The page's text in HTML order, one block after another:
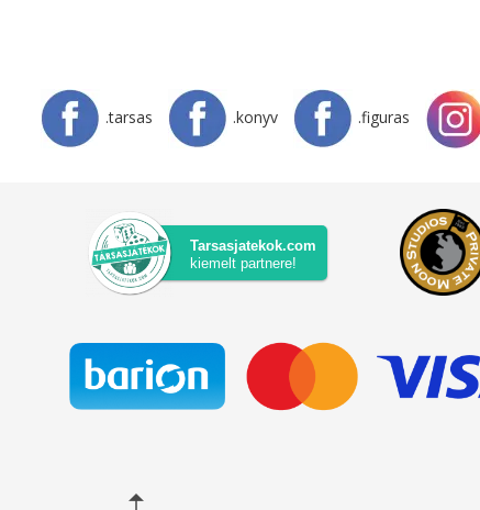
.tarsas .konyv .figuras
Tarsasjatekok.com
kiemelt partnere!